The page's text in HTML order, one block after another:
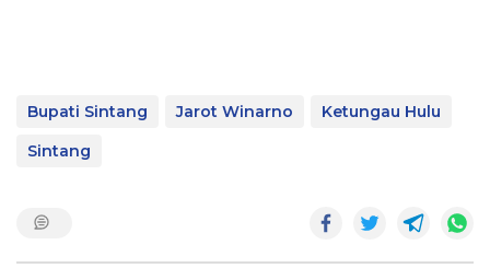
Bupati Sintang Jarot Winarno
Ketungau Hulu
Sintang